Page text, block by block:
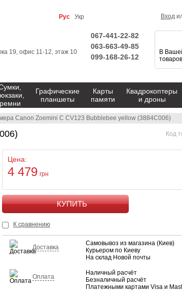
Canon Zoemini C CV123 Bubblebee yellow (3884C006)
Код
Цена:
4 479 грн
КУПИТЬ
К сравнению
Доставка
Самовывоз из магазина (Киев)
Курьером по Киеву
На склад Новой почты
Оплата
Наличный расчёт
Безналичный расчёт
Платежными картами Visa и
Рус Укр Вход
19, офис 11-12, этаж 10
067-441-22-82
063-663-49-85
099-168-26-12
В
товаров
ремни
Графические
планшеты
Карты
памяти
Квадрокоптеры
и дроны